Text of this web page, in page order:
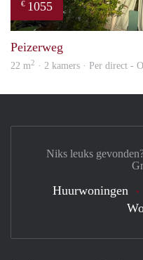
€ 1055
Peizerweg
22 m2 · 2 kamers · Per direct -
Niks leuks
Huurwoningen